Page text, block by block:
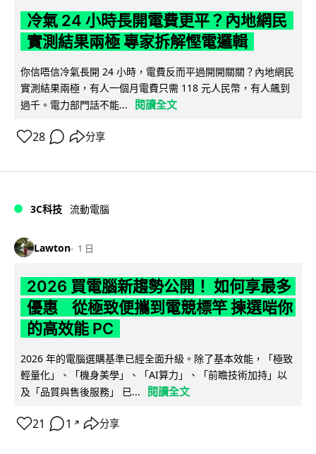
冷氣 24 小時長開電費更平？內地網民
實測結果兩極 專家拆解慳電邏輯
你信唔信冷氣長開 24 小時，電費反而平過開開關關？內地網民
實測結果兩極，有人一個月電費只需 118 元人民幣，有人飆到
過千。電力部門話不能...
閱讀全文
28 分享
3C科技 流動電腦
Lawton 1 日
2026 買電腦新趨勢公開！ 如何享最多
優惠 從極致便攜到電競標竿 揀選啱你
的高效能 PC
2026 年的電腦選購基準已經全面升級。除了基本效能，「極致
輕量化」、「機身美學」、「AI算力」、「前瞻技術加持」以
及「品質與售後服務」 已...
閱讀全文
21 1 ↗ 分享